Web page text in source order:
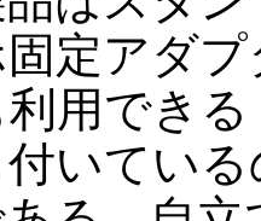
定アダ
利用でき
付いてい